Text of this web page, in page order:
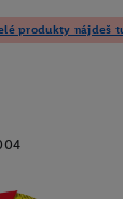
produkty nájdeš